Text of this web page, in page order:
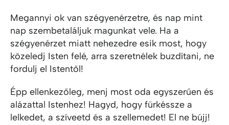
Megannyi ok van szégyenérzetre, és nap mint
nap szembetaláljuk magunkat vele. Ha a
szégyenérzet miatt nehezedre esik most, hogy
közeledj Isten felé, arra szeretnélek buzdítani, ne
fordulj el Istentől!
Épp ellenkezőleg, menj most oda egyszerűen és
alázattal Istenhez! Hagyd, hogy fürkéssze a
lelkedet, a szíveetd és a szellemedet! El ne bújj!